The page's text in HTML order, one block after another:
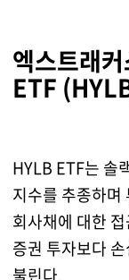
엑스트래
ETF
HYLB ETF는 솔
지수를 추종하며
회사채에 대한
증권 투자보다